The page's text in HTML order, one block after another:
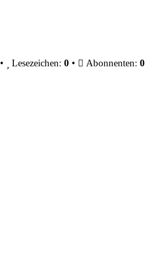
• Lesezeichen: 0 • Abonnenten: 0